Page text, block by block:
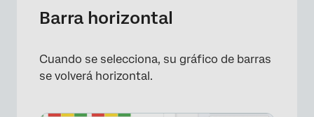
Barra horizontal
Cuando se selecciona, su gráfico de barras
se volverá horizontal.